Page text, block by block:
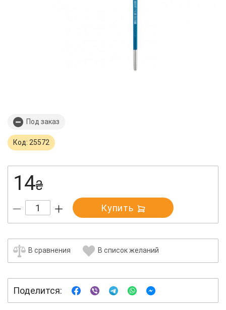
Под заказ
Код: 25572
14₴
Купить
В сравнения В список желаний
Поделится: